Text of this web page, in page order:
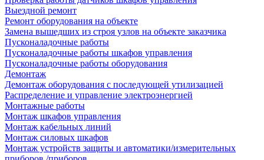
Выездной ремонт
Ремонт оборудования на объекте
Замена вышедших из строя узлов на объекте заказчика
Пусконаладочные работы
Пусконаладочные работы шкафов управления
Пусконаладочные работы оборудования
Демонтаж
Демонтаж оборудования с последующей утилизацией
Распределение и управление электроэнергией
Монтажные работы
Монтаж шкафов управления
Монтаж кабельных линий
Монтаж силовых шкафов
Монтаж устройств защиты и автоматики/измерительных